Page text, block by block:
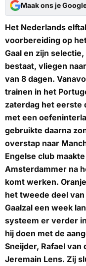
Maak ons je
Het Nederlands
voorbereiding op
Gaal en zijn
bestaat, vliegen
van 8 dagen.
trainen in het
zaterdag het eerste
met een
gebruikte daarna
overstap naar
Engelse club
Amsterdammer na
komt werken.
het tweede deel
Gaalzal een week
systeem er verder
hij doen met de
Sneijder, Rafael van
Jeremain Lens. Zij